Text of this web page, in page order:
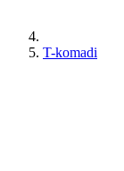
T-komadi